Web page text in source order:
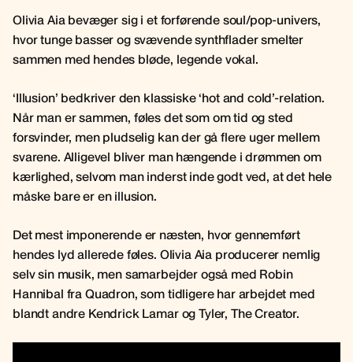
Olivia Aia bevæger sig i et forførende soul/pop-univers,
hvor tunge basser og svævende synthflader smelter
sammen med hendes bløde, legende vokal.
‘Illusion’ bedkriver den klassiske ‘hot and cold’-relation.
Når man er sammen, føles det som om tid og sted
forsvinder, men pludselig kan der gå flere uger mellem
svarene. Alligevel bliver man hængende i drømmen om
kærlighed, selvom man inderst inde godt ved, at det hele
måske bare er en illusion.
Det mest imponerende er næsten, hvor gennemført
hendes lyd allerede føles. Olivia Aia producerer nemlig
selv sin musik, men samarbejder også med Robin
Hannibal fra Quadron, som tidligere har arbejdet med
blandt andre Kendrick Lamar og Tyler, The Creator.